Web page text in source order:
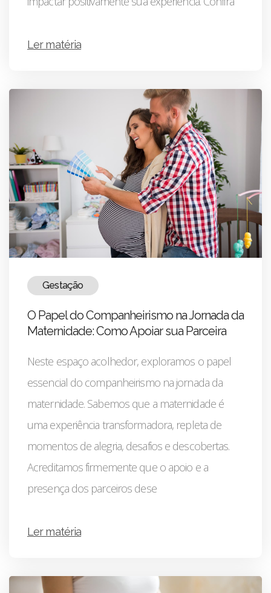
Ler matéria
Gestação
O Papel do Companheirismo na Jornada da
Maternidade: Como Apoiar sua Parceira
Neste espaço acolhedor, exploramos o papel
essencial do companheirismo na jornada da
maternidade. Sabemos que a maternidade é
uma experiência transformadora, repleta de
momentos de alegria, desafios e descobertas.
Acreditamos firmemente que o apoio e a
presença dos parceiros dese
Ler matéria